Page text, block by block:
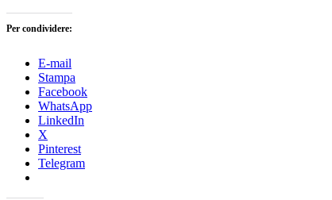
Per condividere:
E-mail
Stampa
Facebook
WhatsApp
LinkedIn
X
Pinterest
Telegram